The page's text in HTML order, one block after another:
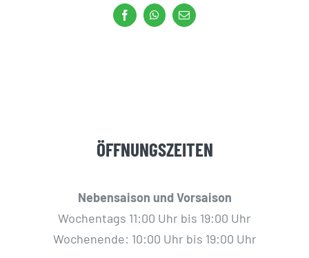
FacebookWhatsApp
E-
ÖFFNUNGSZEITEN
Nebensaison und Vorsaison
Wochentags ‪11:00 Uhr bis 19:00 Uhr‬
Wochenende: ‪10:00 Uhr bis 19:00 Uhr‬